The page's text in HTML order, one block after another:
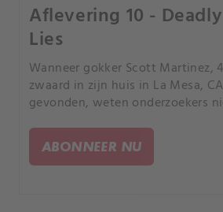
Aflevering 10 -
Lies
Wanneer gokker Scott Martinez,
zwaard in zijn huis in La Mesa,
gevonden, weten onderzoekers
ABONNEER NU